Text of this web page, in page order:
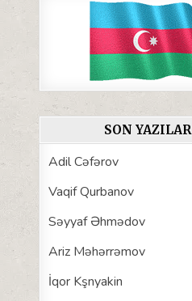
SON YAZILAR
Adil Cəfərov
Vaqif Qurbanov
Səyyaf Əhmədov
Ariz Məhərrəmov
İqor Kşnyakin